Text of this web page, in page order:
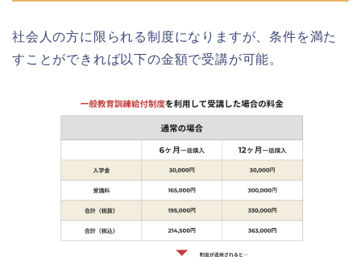
社会人の方に限られる制度になりますが、条件を満た
すことができれば以下の金額で受講が可能。